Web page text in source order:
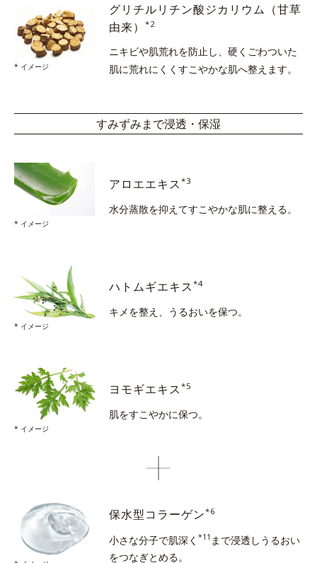
* イメージ
グリチルリチン酸ジカリウム （甘草
由来）*2
ニキビや肌荒れを防止し、硬くごわついた
肌に荒れにくくすこやかな肌へ整えます。
すみずみまで浸透・保湿
* イメージ
アロエエキス *3
水分蒸散を抑えてすこやかな肌に整える。
* イメージ
ハトムギエキス *4
キメを整え、うるおいを保つ。
* イメージ
ヨモギエキス *5
肌をすこやかに保つ。
保水型コラーゲン*6
小さな分子で肌深く*11 まで浸透し うるおい
をつなぎとめる。